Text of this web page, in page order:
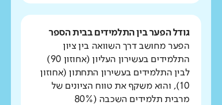
גודל הפער בין התלמידים בבית הספר
הפער מחושב דרך השוואה בין ציון
התלמידים בעשירון העליון (אחוזון 90)
לבין התלמידים בעשירון התחתון (אחוזון
10), והוא משקף את טווח הציונים של
מרבית תלמידים השכבה (80%